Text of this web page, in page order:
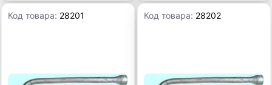
Код товара: 28201 Код товара: 28202